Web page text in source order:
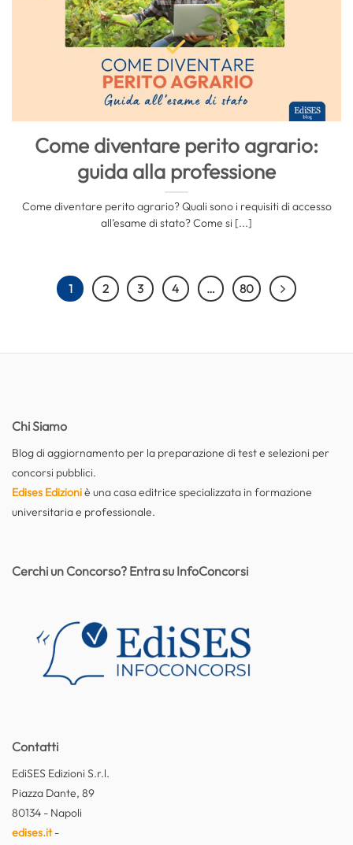
Come diventare perito agrario:
guida alla professione
Come diventare perito agrario? Quali sono i requisiti di accesso
all’esame di stato? Come si [...]
1 2 3 4 … 80
Chi Siamo
Blog di aggiornamento per la preparazione di test e selezioni per
concorsi pubblici.
Edises Edizioniè una casa editrice specializzata in formazione
universitaria e professionale.
Contatti
EdiSES Edizioni S.r.l.
Piazza Dante, 89
80134 - Napoli
edises.it-
Cerchi un Concorso? Entra su InfoConcorsi